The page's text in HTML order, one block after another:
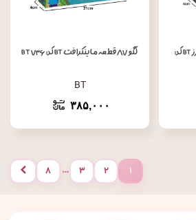
لگو ۸۷ قطعه سفینه استاروارز BT کد:
لگو ۸۷ قطعه ماینکرافت BT کد: BT ۷۳۶
BT
۳۸۵,۰۰۰
۱ ۲ ۳ … ۸ بعدی